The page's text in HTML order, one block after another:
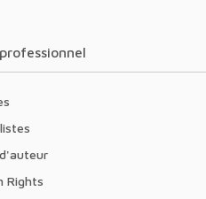
professionnel
d'auteur
Rights